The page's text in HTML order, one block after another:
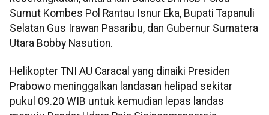
Sumut Kombes Pol Rantau Isnur Eka, Bupati Tapanuli
Selatan Gus Irawan Pasaribu, dan Gubernur Sumatera
Utara Bobby Nasution.
Helikopter TNI AU Caracal yang dinaiki Presiden
Prabowo meninggalkan landasan helipad sekitar
pukul 09.20 WIB untuk kemudian lepas landas